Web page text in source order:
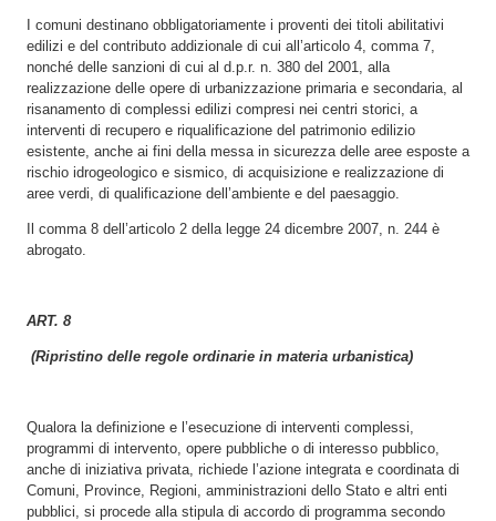
I comuni destinano obbligatoriamente i proventi dei titoli abilitativi
edilizi e del contributo addizionale di cui all’articolo 4, comma 7,
nonché delle sanzioni di cui al d.p.r. n. 380 del 2001, alla
realizzazione delle opere di urbanizzazione primaria e secondaria, al
risanamento di complessi edilizi compresi nei centri storici, a
interventi di recupero e riqualificazione del patrimonio edilizio
esistente, anche ai fini della messa in sicurezza delle aree esposte a
rischio idrogeologico e sismico, di acquisizione e realizzazione di
aree verdi, di qualificazione dell’ambiente e del paesaggio.
Il comma 8 dell’articolo 2 della legge 24 dicembre 2007, n. 244 è
abrogato.
ART. 8
(Ripristino delle regole ordinarie in materia urbanistica)
Qualora la definizione e l’esecuzione di interventi complessi,
programmi di intervento, opere pubbliche o di interesso pubblico,
anche di iniziativa privata, richiede l’azione integrata e coordinata di
Comuni, Province, Regioni, amministrazioni dello Stato e altri enti
pubblici, si procede alla stipula di accordo di programma secondo